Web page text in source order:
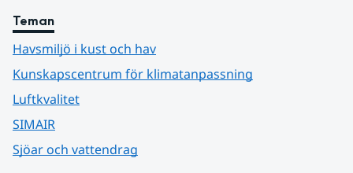
Teman
Havsmiljö i kust och hav
Kunskapscentrum för klimatanpassning
Luftkvalitet
SIMAIR
Sjöar och vattendrag